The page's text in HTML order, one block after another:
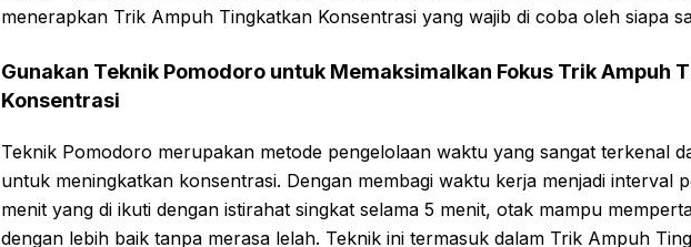
menerapkan Trik Ampuh Tingkatkan Konsentrasi yang wajib di coba oleh siapa
Gunakan Teknik Pomodoro untuk Memaksimalkan Fokus Trik Ampuh
Konsentrasi
Teknik Pomodoro merupakan metode pengelolaan waktu yang sangat terkenal
untuk meningkatkan konsentrasi. Dengan membagi waktu kerja menjadi interval
menit yang di ikuti dengan istirahat singkat selama 5 menit, otak mampu
dengan lebih baik tanpa merasa lelah. Teknik ini termasuk dalam Trik Ampuh